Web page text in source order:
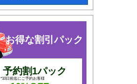
お得な割引パック
予約割1パック
*10日前迄にご予約お客様